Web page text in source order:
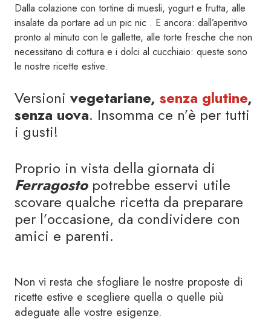
Dalla colazione con tortine di muesli, yogurt e frutta, alle
insalate da portare ad un pic nic . E ancora: dall’aperitivo
pronto al minuto con le gallette, alle torte fresche che non
necessitano di cottura e i dolci al cucchiaio: queste sono
le nostre ricette estive.
Versioni vegetariane, senza glutine,
senza uova. Insomma ce n’è per tutti
i gusti!
Proprio in vista della giornata di
Ferragostopotrebbe esservi utile
scovare qualche ricetta da preparare
per l’occasione, da condividere con
amici e parenti.
Non vi resta che sfogliare le nostre proposte di
ricette estive e scegliere quella o quelle più
adeguate alle vostre esigenze.